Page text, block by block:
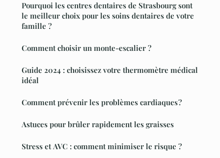
Pourquoi les centres dentaires de Strasbourg sont
le meilleur choix pour les soins dentaires de votre
famille ?
Comment choisir un monte-escalier ?
Guide 2024 : choisissez votre thermomètre médical
idéal
Comment prévenir les problèmes cardiaques ?
Astuces pour brûler rapidement les graisses
Stress et AVC : comment minimiser le risque ?